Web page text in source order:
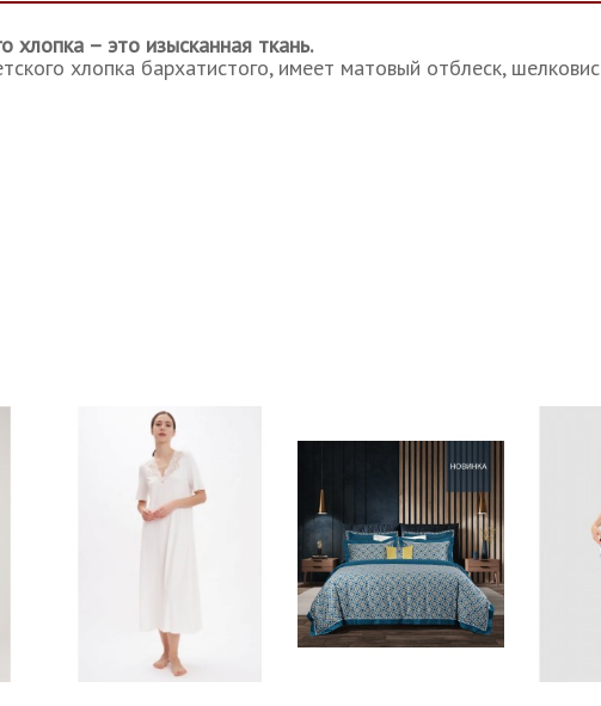
хлопка – это изысканная ткань.
хлопка бархатистого, имеет матовый отблеск,